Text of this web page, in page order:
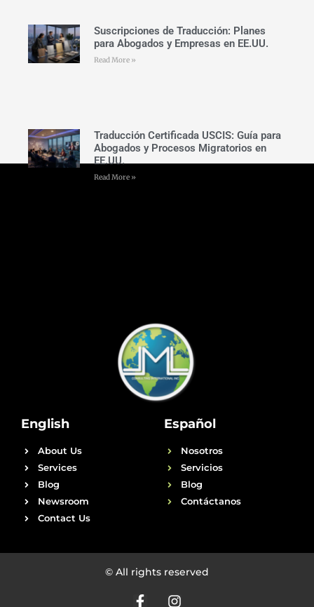
Suscripciones de Traducción: Planes
para Abogados y Empresas en EE.UU.
Read More »
Traducción Certificada USCIS: Guía para
Abogados y Procesos Migratorios en
EE.UU.
Read More »
English
About Us
Services
Blog
Newsroom
Contact Us
Español
Nosotros
Servicios
Blog
Contáctanos
© All rights reserved